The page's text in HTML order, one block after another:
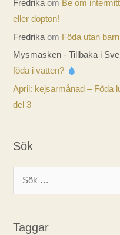
Fredrika om Be om
eller dopton!
Fredrika om Föda utan
Mysmasken - Tillbaka i
föda i vatten?
April: kejsarmånad – Föda
del 3
Sök
e
Taggar